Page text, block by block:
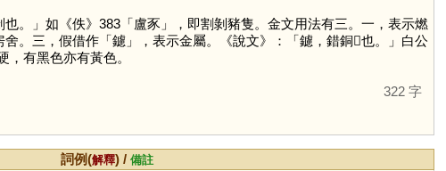
也。」如《佚》383「盧豕」，即割剝豬隻。金文用法有三。一，表示燃
舍。三，假借作「鑢」，表示金屬。《說文》：「鑢，錯銅𨮯也。」白公
有黑色亦有黃色。
322 字
詞例(解釋) /備註